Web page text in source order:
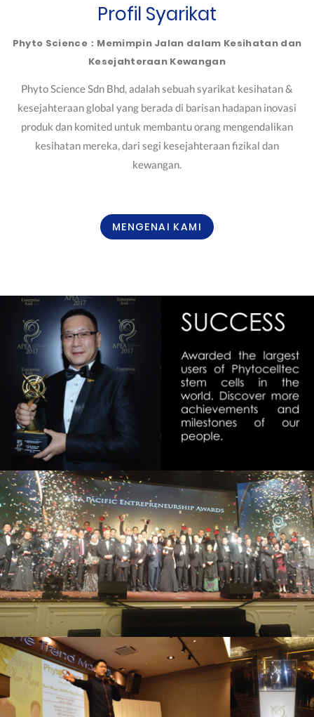
Profil Syarikat
Phyto Science：Memimpin Jalan dalam Kesihatan dan
Kesejahteraan Kewangan
Phyto Science Sdn Bhd, adalah sebuah syarikat kesihatan &
kesejahteraan global yang berada di barisan hadapan inovasi
produk dan komited untuk membantu orang mengendalikan
kesihatan mereka, dari segi kesejahteraan fizikal dan
kewangan.
MENGENAI KAMI